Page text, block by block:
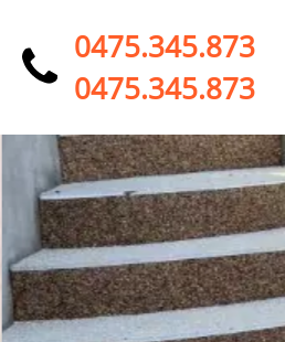
0475.345.873
0475.345.873